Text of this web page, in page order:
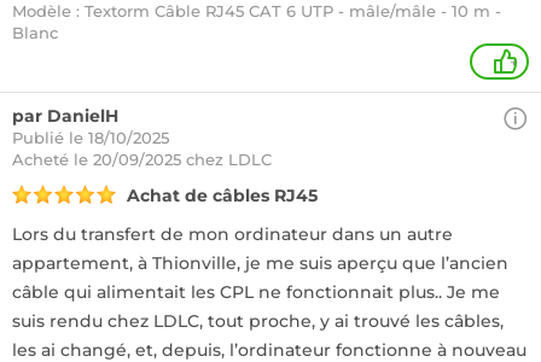
Modèle : Textorm Câble RJ45 CAT 6 UTP - mâle/mâle - 10 m -
Blanc
+
par DanielH
Publié le 18/10/2025
Acheté le 20/09/2025 chez LDLC
Achat de câbles RJ45
Lors du transfert de mon ordinateur dans un autre
appartement, à Thionville, je me suis aperçu que l’ancien
câble qui alimentait les CPL ne fonctionnait plus.. Je me
suis rendu chez LDLC, tout proche, y ai trouvé les câbles,
les ai changé, et, depuis, l’ordinateur fonctionne à nouveau